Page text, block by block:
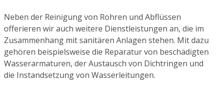
Neben der Reinigung von Rohren und Abflüssen
offerieren wir auch weitere Dienstleistungen an, die im
Zusammenhang mit sanitären Anlagen stehen. Mit dazu
gehören beispielsweise die Reparatur von beschädigten
Wasserarmaturen, der Austausch von Dichtringen und
die Instandsetzung von Wasserleitungen.